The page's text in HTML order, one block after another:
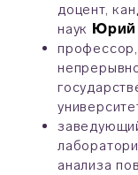
доцент,
наук Юрий
анализа